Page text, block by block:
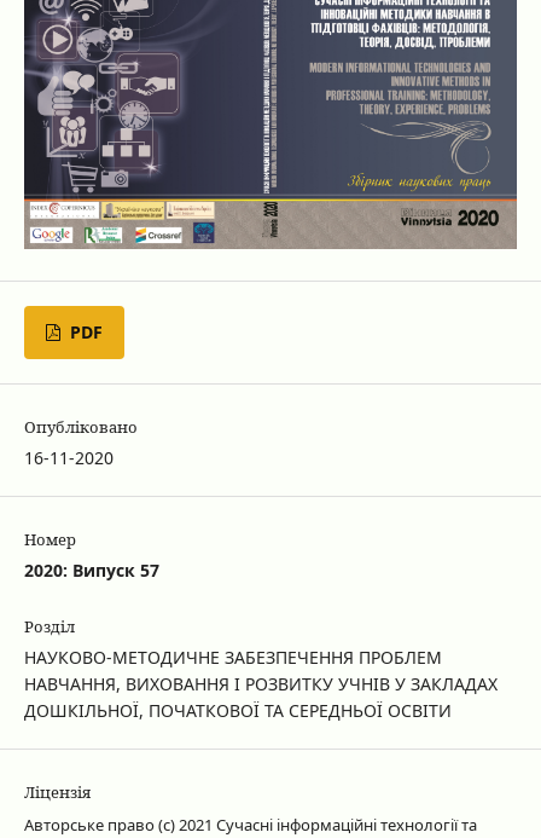
PDF
Опубліковано
16-11-2020
Номер
2020: Випуск 57
Розділ
НАУКОВО-МЕТОДИЧНЕ ЗАБЕЗПЕЧЕННЯ ПРОБЛЕМ
НАВЧАННЯ, ВИХОВАННЯ І РОЗВИТКУ УЧНІВ У ЗАКЛАДАХ
ДОШКІЛЬНОЇ, ПОЧАТКОВОЇ ТА СЕРЕДНЬОЇ ОСВІТИ
Ліцензія
Авторське право (c) 2021 Сучасні інформаційні технології та